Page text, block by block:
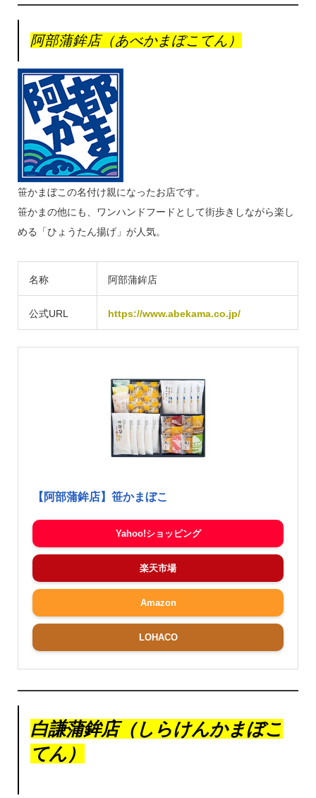
阿部蒲鉾店（あべかまぼこてん）
笹かまぼこの名付け親になったお店です。
笹かまの他にも、ワンハンドフードとして街歩きしながら楽し
める「ひょうたん揚げ」が人気。
名称 阿部蒲鉾店
公式URL https://www.abekama.co.jp/
【阿部蒲鉾店】笹かまぼこ
Yahoo!ショッピング
楽天市場
Amazon
LOHACO
白謙蒲鉾店（しらけんかまぼこ
てん）